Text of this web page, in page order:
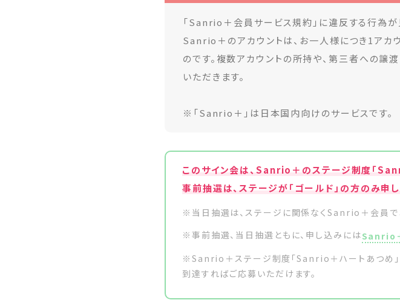
「Sanrio＋会員サービス規約」に違反する行為が
Sanrio＋のアカウントは、お一人様につき1アカ
のです。複数アカウントの所持や、第三者への
いただきます。
※「Sanrio＋」は日本国内向けのサービスです。
このサイン会は、Sanrio＋のステージ制度「
事前抽選は、ステージが「ゴールド」の方のみ申
※当日抽選は、ステージに関係なくSanrio＋会員で
※事前抽選、当日抽選ともに、申し込みにはSanrio
※Sanrio＋ステージ制度「Sanrio＋ハートあつめ」
到達すればご応募いただけます。